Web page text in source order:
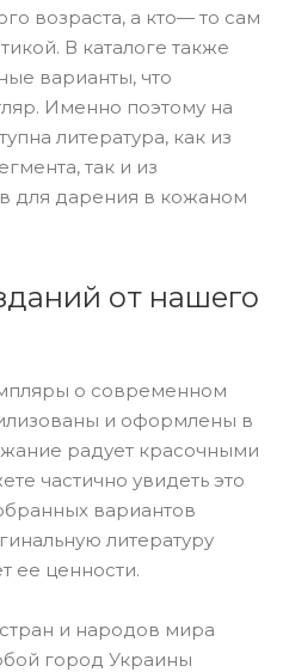
возраста, а кто— то сам
В каталоге также
варианты, что
Именно поэтому на
литература, как из
так и из
для дарения в кожаном
от нашего
о современном
и оформлены в
радует красочными
частично увидеть это
вариантов
литературу
ее ценности.
и народов мира
город Украины